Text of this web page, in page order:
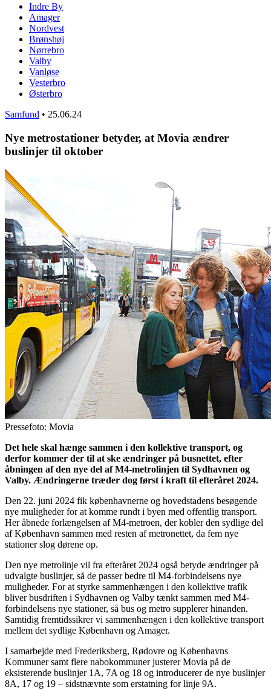
Indre By
Amager
Nordvest
Brønshøj
Nørrebro
Valby
Vanløse
Vesterbro
Østerbro
Samfund • 25.06.24
Nye metrostationer betyder, at Movia ændrer
buslinjer til oktober
Pressefoto: Movia
Det hele skal hænge sammen i den kollektive transport, og
derfor kommer der til at ske ændringer på busnettet, efter
åbningen af den nye del af M4-metrolinjen til Sydhavnen og
Valby. Ændringerne træder dog først i kraft til efteråret 2024.
Den 22. juni 2024 fik københavnerne og hovedstadens besøgende
nye muligheder for at komme rundt i byen med offentlig transport.
Her åbnede forlængelsen af M4-metroen, der kobler den sydlige del
af København sammen med resten af metronettet, da fem nye
stationer slog dørene op.
Den nye metrolinje vil fra efteråret 2024 også betyde ændringer på
udvalgte buslinjer, så de passer bedre til M4-forbindelsens nye
muligheder. For at styrke sammenhængen i den kollektive trafik
bliver busdriften i Sydhavnen og Valby tænkt sammen med M4-
forbindelsens nye stationer, så bus og metro supplerer hinanden.
Samtidig fremtidssikrer vi sammenhængen i den kollektive transport
mellem det sydlige København og Amager.
I samarbejde med Frederiksberg, Rødovre og Københavns
Kommuner samt flere nabokommuner justerer Movia på de
eksisterende buslinjer 1A, 7A og 18 og introducerer de nye buslinjer
8A, 17 og 19 – sidstnævnte som erstatning for linje 9A.